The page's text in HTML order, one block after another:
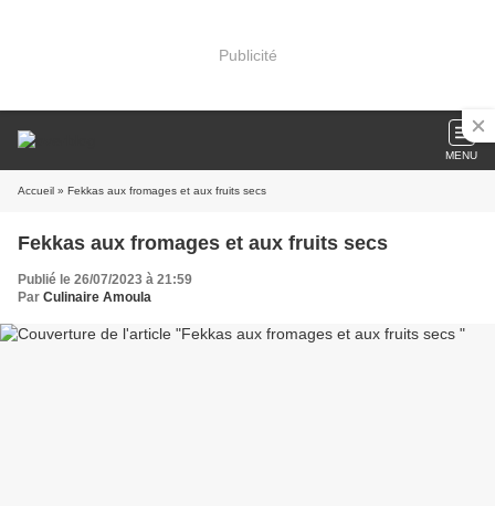
Publicité
MENU
Accueil » Fekkas aux fromages et aux fruits secs
Fekkas aux fromages et aux fruits secs
Publié le 26/07/2023 à 21:59
Par Culinaire Amoula